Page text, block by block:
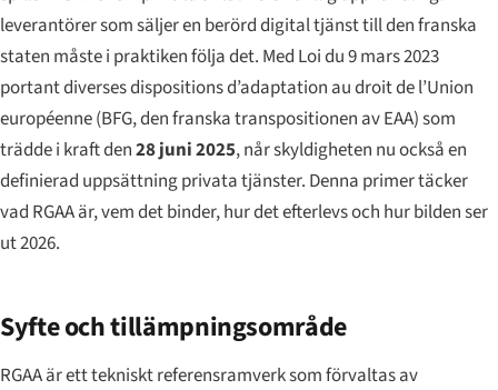
leverantörer som säljer en berörd digital tjänst till den franska
staten måste i praktiken följa det. Med Loi du 9 mars 2023
portant diverses dispositions d’adaptation au droit de l’Union
européenne(BFG, den franska transpositionen av EAA) som
trädde i kraft den28 juni 2025, når skyldigheten nu också en
definierad uppsättning privata tjänster. Denna primer täcker
vad RGAA är, vem det binder, hur det efterlevs och hur bilden ser
ut 2026.
Syfte och tillämpningsområde
RGAA är ett tekniskt referensramverk som förvaltas av